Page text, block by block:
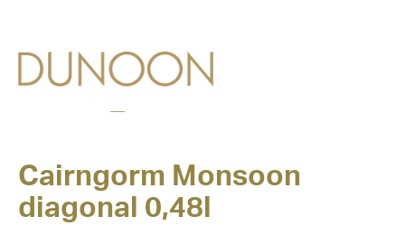
Cairngorm Monsoon
diagonal 0,48l